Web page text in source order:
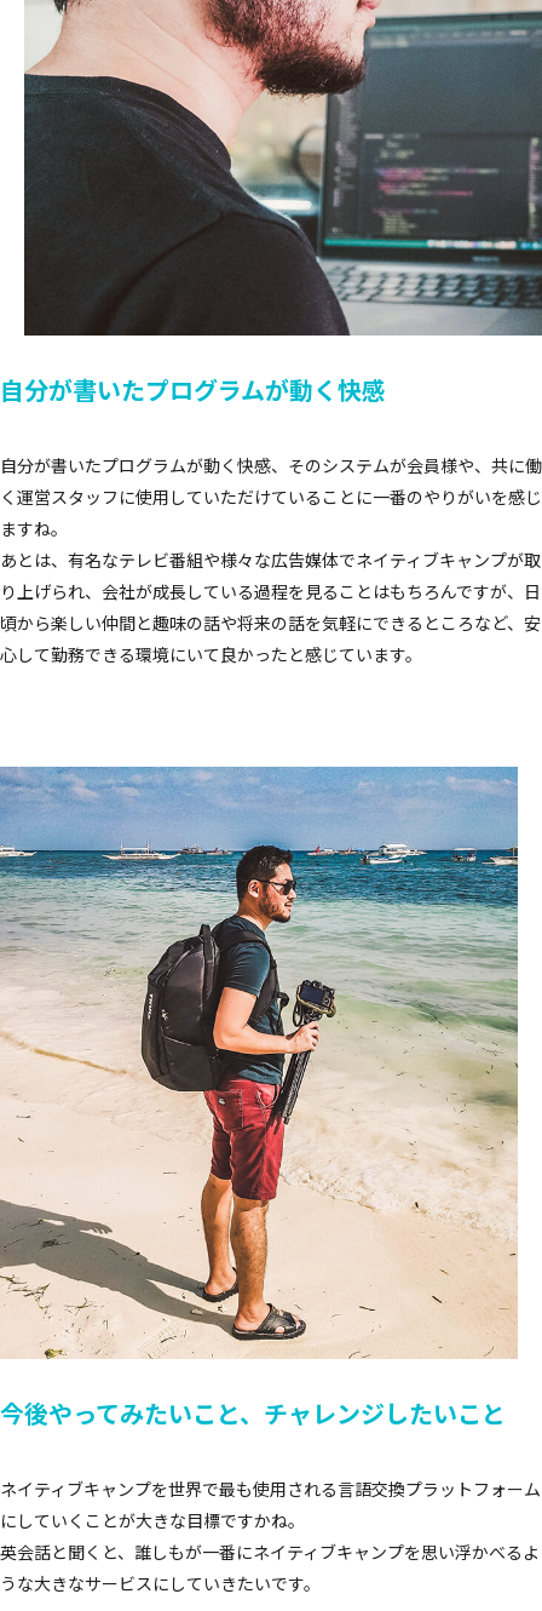
自分が書いたプログラムが動く快感
自分が書いたプログラムが動く快感、そのシステムが会員様や、共に働
く運営スタッフに使用していただけていることに一番のやりがいを感じ
ますね。
あとは、有名なテレビ番組や様々な広告媒体でネイティブキャンプが取
り上げられ、会社が成長している過程を見ることはもちろんですが、日
頃から楽しい仲間と趣味の話や将来の話を気軽にできるところなど、安
心して勤務できる環境にいて良かったと感じています。
今後やってみたいこと、チャレンジしたいこと
ネイティブキャンプを世界で最も使用される言語交換プラットフォーム
にしていくことが大きな目標ですかね。
英会話と聞くと、誰しもが一番にネイティブキャンプを思い浮かべるよ
うな大きなサービスにしていきたいです。